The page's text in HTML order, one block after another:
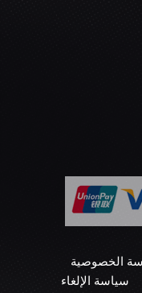
الخصوصية
سياسة الإلغاء